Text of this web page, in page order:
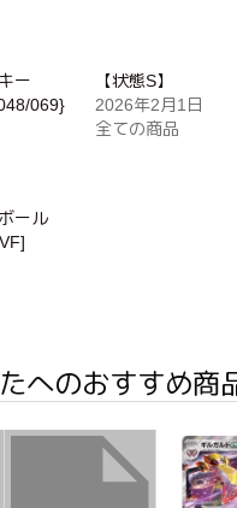
ー
069}
【状態S】
2026年2月1日
全ての商品
ール
へのおすすめ商